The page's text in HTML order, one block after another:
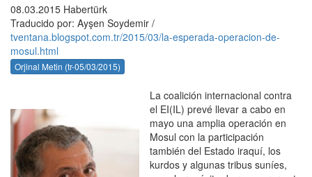
08.03.2015 Habertürk
Traducido por: Ayşen Soydemir /
tventana.blogspot.com.tr/2015/03/la-esperada-operacion-de-
mosul.html
Orjinal Metin (tr-05/03/2015)
La coalición internacional contra
el EI(IL) prevé llevar a cabo en
mayo una amplia operación en
Mosul con la participación
también del Estado iraquí, los
kurdos y algunas tribus suníes,